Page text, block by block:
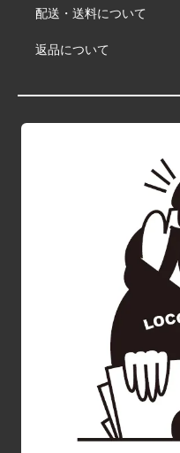
配送・送料について
返品について